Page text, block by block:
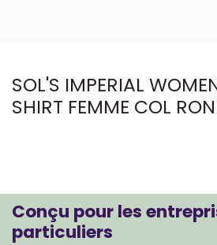
SOL'S IMPERIAL
SHIRT FEMME COL
Conçu pour les
particuliers